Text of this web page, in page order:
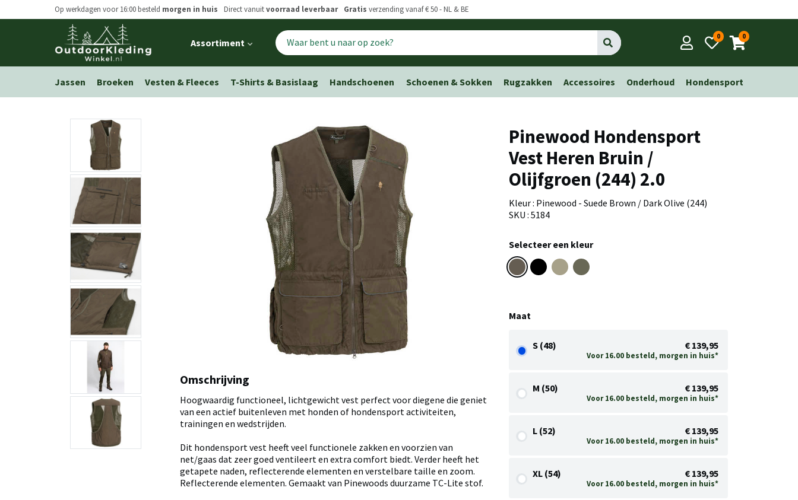
Op werkdagen voor 16:00 besteld morgen in huis Direct vanuitvoorraad leverbaar Gratis verzending vanaf € 50 - NL & BE
Open
menu
Assortiment Go 0 0
Jassen Broeken Vesten & Fleeces T-Shirts & Basislaag Handschoenen Schoenen & Sokken Rugzakken Accessoires Onderhoud Hondensport
Pinewood Hondensport
Vest Heren Bruin /
Olijfgroen (244) 2.0
Kleur : Pinewood - Suede Brown / Dark Olive (244)
SKU : 5184
Selecteer een kleur
Maat
S (48) € 139,95
Voor 16.00 besteld, morgen in huis*
M (50) € 139,95
Voor 16.00 besteld, morgen in huis*
L (52) € 139,95
Voor 16.00 besteld, morgen in huis*
XL (54) € 139,95
Voor 16.00 besteld, morgen in huis*
Omschrijving
Hoogwaardig functioneel, lichtgewicht vest perfect voor diegene die geniet
van een actief buitenleven met honden of hondensport activiteiten,
trainingen en wedstrijden.
Dit hondensport vest heeft veel functionele zakken en voorzien van
net/gaas dat zeer goed ventileert en extra comfort biedt. Verder heeft het
getapete naden, reflecterende elementen en verstelbare taille en zoom.
Reflecterende elementen. Gemaakt van Pinewoods duurzame TC-Lite stof.